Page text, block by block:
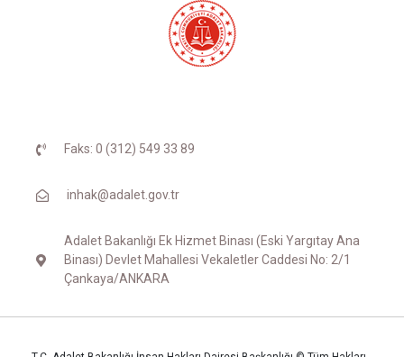
Faks: 0 (312) 549 33 89
inhak@adalet.gov.tr
Adalet Bakanlığı Ek Hizmet Binası (Eski Yargıtay Ana
Binası) Devlet Mahallesi Vekaletler Caddesi No: 2/1
Çankaya/ANKARA